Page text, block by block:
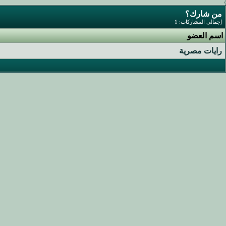
}
من شارك؟
إجمالي المشاركات: 1
اسم العضو
رايات مصرية